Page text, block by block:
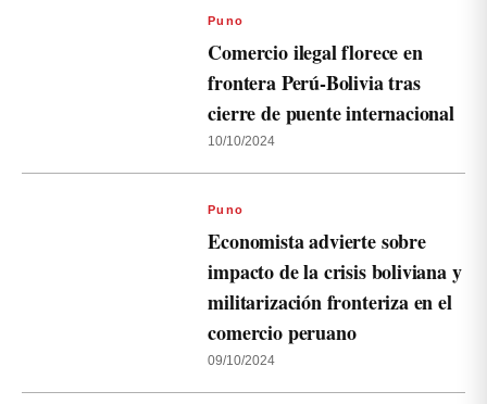
Puno
Comercio ilegal florece en
frontera Perú-Bolivia tras
cierre de puente internacional
10/10/2024
Puno
Economista advierte sobre
impacto de la crisis boliviana y
militarización fronteriza en el
comercio peruano
09/10/2024